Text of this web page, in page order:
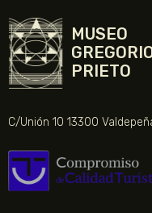
MUSEO
PRIETO
C/Unión 10 13300